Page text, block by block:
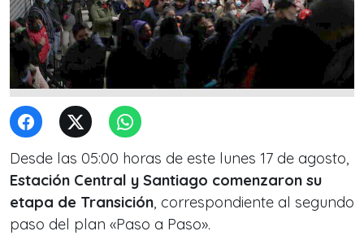
Desde las 05:00 horas de este lunes 17 de agosto,
Estación Central y Santiago comenzaron su
etapa de Transición, correspondiente al segundo
paso del plan «Paso a Paso».